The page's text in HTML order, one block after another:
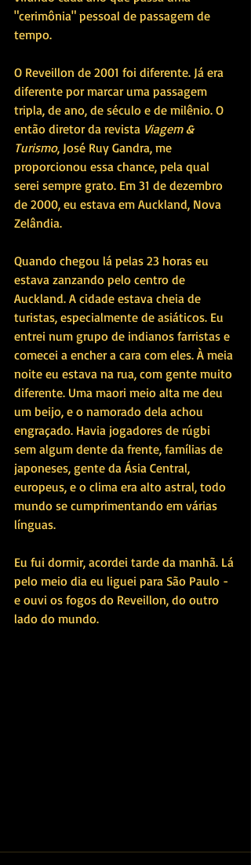
"cerimônia" pessoal de passagem de
tempo.
O Reveillon de 2001 foi diferente. Já era
diferente por marcar uma passagem
tripla, de ano, de século e de milênio. O
então diretor da revista Viagem &
Turismo, José Ruy Gandra, me
proporcionou essa chance, pela qual
serei sempre grato. Em 31 de dezembro
de 2000, eu estava em Auckland, Nova
Zelândia.
Quando chegou lá pelas 23 horas eu
estava zanzando pelo centro de
Auckland. A cidade estava cheia de
turistas, especialmente de asiáticos. Eu
entrei num grupo de indianos farristas e
comecei a encher a cara com eles. À meia
noite eu estava na rua, com gente muito
diferente. Uma maori meio alta me deu
um beijo, e o namorado dela achou
engraçado. Havia jogadores de rúgbi
sem algum dente da frente, famílias de
japoneses, gente da Ásia Central,
europeus, e o clima era alto astral, todo
mundo se cumprimentando em várias
línguas.
Eu fui dormir, acordei tarde da manhã. Lá
pelo meio dia eu liguei para São Paulo -
e ouvi os fogos do Reveillon, do outro
lado do mundo.